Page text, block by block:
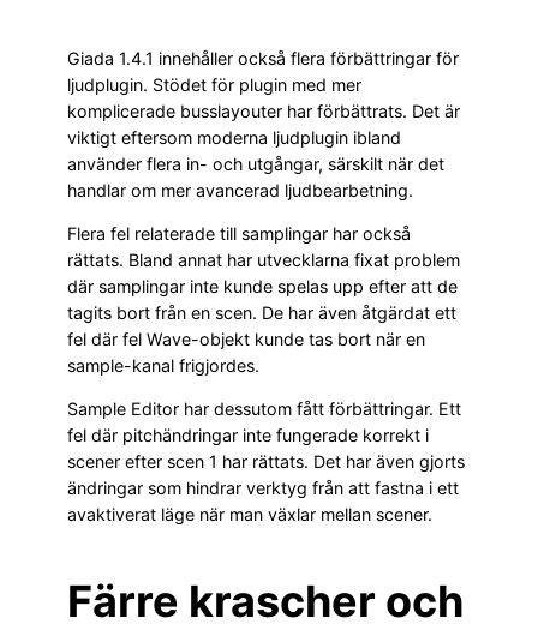
Giada 1.4.1 innehåller också flera förbättringar för
ljudplugin. Stödet för plugin med mer
komplicerade busslayouter har förbättrats. Det är
viktigt eftersom moderna ljudplugin ibland
använder flera in- och utgångar, särskilt när det
handlar om mer avancerad ljudbearbetning.
Flera fel relaterade till samplingar har också
rättats. Bland annat har utvecklarna fixat problem
där samplingar inte kunde spelas upp efter att de
tagits bort från en scen. De har även åtgärdat ett
fel där fel Wave-objekt kunde tas bort när en
sample-kanal frigjordes.
Sample Editor har dessutom fått förbättringar. Ett
fel där pitchändringar inte fungerade korrekt i
scener efter scen 1 har rättats. Det har även gjorts
ändringar som hindrar verktyg från att fastna i ett
avaktiverat läge när man växlar mellan scener.
Färre krascher och